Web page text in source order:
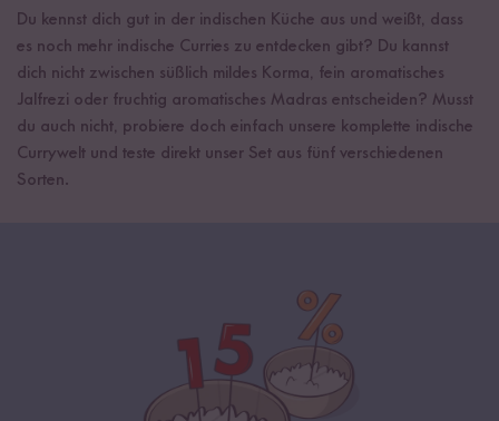
Du kennst dich gut in der indischen Küche aus und weißt, dass
es noch mehr indische Curries zu entdecken gibt? Du kannst
dich nicht zwischen süßlich mildes Korma, fein aromatisches
Jalfrezi oder fruchtig aromatisches Madras entscheiden? Musst
du auch nicht, probiere doch einfach unsere komplette indische
Currywelt und teste direkt unser Set aus fünf verschiedenen
Sorten.